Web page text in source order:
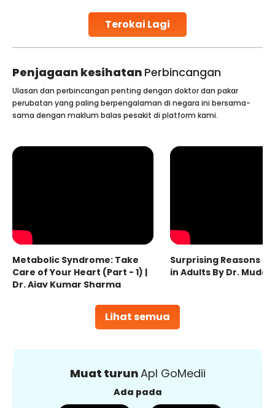
Terokai Lagi
Studies, such as one published
Penjagaan kesihatan Perbincangan
Lihat semua
Ulasan dan perbincangan penting dengan doktor dan pakar
perubatan yang paling berpengalaman di negara ini bersama-
sama dengan maklum balas pesakit di platform kami.
Metabolic Syndrome: Take
Care of Your Heart (Part - 1) |
Dr. Ajay Kumar Sharma
Surprising Reasons
in Adults By Dr.
Muat turunApl GoMedii
Ada pada